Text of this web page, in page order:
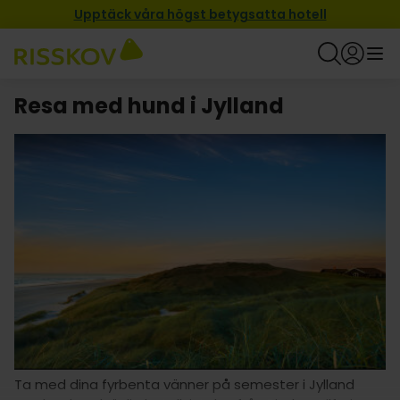
Upptäck våra högst betygsatta hotell
Resa med hund i Jylland
Ta med dina fyrbenta vänner på semester i Jylland